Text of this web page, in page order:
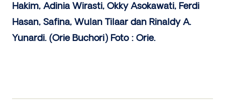
Hakim, Adinia Wirasti, Okky Asokawati, Ferdi
Hasan, Safina, Wulan Tilaar dan Rinaldy A.
Yunardi. (Orie Buchori) Foto : Orie.